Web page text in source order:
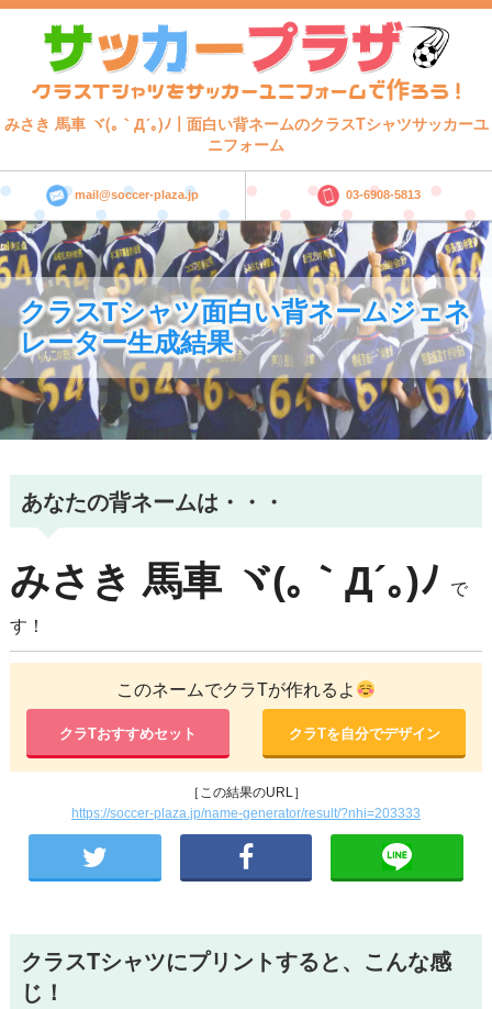
みさき 馬車 ヾ(｡｀Д´｡)ﾉ｜面白い背ネームのクラスTシャツサッカーユ
ニフォーム
mail@soccer-plaza.jp 03-6908-5813
クラスTシャツ面白い背ネームジェネ
レーター生成結果
あなたの背ネームは・・・
みさき 馬車 ヾ(｡｀Д´｡)ﾉ
で
す！
このネームでクラTが作れるよ
クラTおすすめセット クラTを自分でデザイン
［この結果のURL］
https://soccer-plaza.jp/name-generator/result/?nhi=203333
クラスTシャツにプリントすると、こんな感
じ！